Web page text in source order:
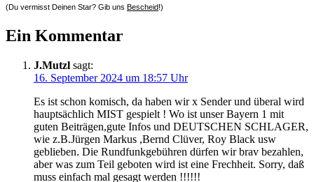
(Du vermisst Deinen Star? Gib uns Bescheid!)
Ein Kommentar
J.Mutzl sagt:
16. September 2024 um 18:57 Uhr
Es ist schon komisch, da haben wir x Sender und überal wird
hauptsächlich MIST gespielt ! Wo ist unser Bayern 1 mit
guten Beiträgen,gute Infos und DEUTSCHEN SCHLAGER,
wie z.B.Jürgen Markus ,Bernd Clüver, Roy Black usw
geblieben. Die Rundfunkgebühren dürfen wir brav bezahlen,
aber was zum Teil geboten wird ist eine Frechheit. Sorry, daß
muss einfach mal gesagt werden !!!!!!